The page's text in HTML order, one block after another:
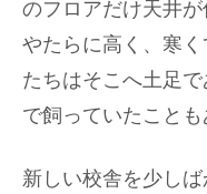
のフロアだけ天井
やたらに高く、寒
たちはそこへ土足
で飼っていたことも
新しい校舎を少し